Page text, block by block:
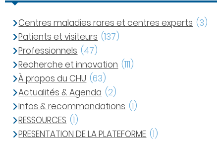
Centres maladies rares et centres experts (3)
Patients et visiteurs (137)
Professionnels (47)
Recherche et innovation (111)
À propos du CHU (63)
Actualités & Agenda (2)
Infos & recommandations (1)
RESSOURCES (1)
PRESENTATION DE LA PLATEFORME (1)